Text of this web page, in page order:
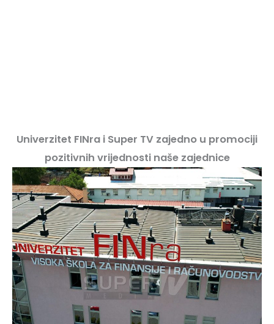
Univerzitet FINra i Super TV zajedno u promociji
pozitivnih vrijednosti naše zajednice